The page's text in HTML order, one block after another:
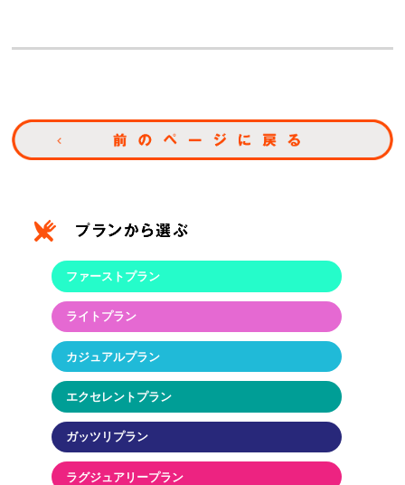
ファーストプラン
ライトプラン
カジュアルプラン
エクセレントプラン
ガッツリプラン
ラグジュアリープラン